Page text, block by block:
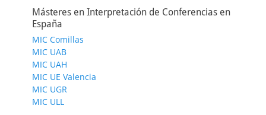
Másteres en Interpretación de Conferencias en
España
MIC Comillas
MIC UAB
MIC UAH
MIC UE Valencia
MIC UGR
MIC ULL